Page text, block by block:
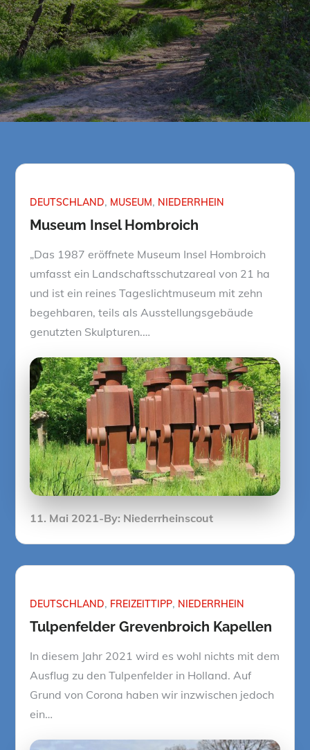
DEUTSCHLAND MUSEUM NIEDERRHEIN
Museum Insel Hombroich
„Das 1987 eröffnete Museum Insel Hombroich
umfasst ein Landschaftsschutzareal von 21 ha
und ist ein reines Tageslichtmuseum mit zehn
begehbaren, teils als Ausstellungsgebäude
genutzten Skulpturen.…
Posted
11. Mai 2021 By: Niederrheinscout
DEUTSCHLAND FREIZEITTIPP NIEDERRHEIN
Tulpenfelder Grevenbroich Kapellen
In diesem Jahr 2021 wird es wohl nichts mit dem
Ausflug zu den Tulpenfelder in Holland. Auf
Grund von Corona haben wir inzwischen jedoch
ein…